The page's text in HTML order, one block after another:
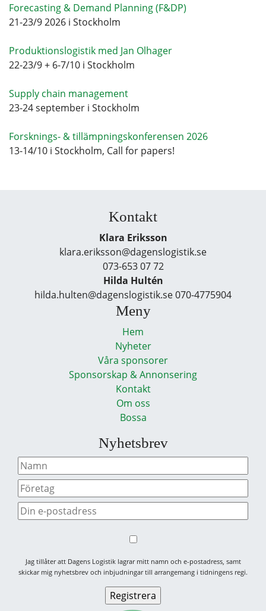
Forecasting & Demand Planning (F&DP)
21-23/9 2026 i Stockholm
Produktionslogistik med Jan Olhager
22-23/9 + 6-7/10 i Stockholm
Supply chain management
23-24 september i Stockholm
Forsknings- & tillämpningskonferensen 2026
13-14/10 i Stockholm, Call for papers!
Kontakt
Klara Eriksson
klara.eriksson@dagenslogistik.se
073-653 07 72
Hilda Hultén
hilda.hulten@dagenslogistik.se 070-4775904
Meny
Hem
Nyheter
Våra sponsorer
Sponsorskap & Annonsering
Kontakt
Om oss
Bossa
Nyhetsbrev
Jag tillåter att Dagens Logistik lagrar mitt namn och e-postadress, samt
skickar mig nyhetsbrev och inbjudningar till arrangemang i tidningens regi.